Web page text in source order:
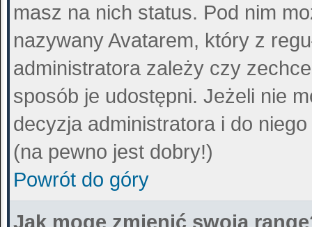
masz na nich status. Pod nim
nazywany Avatarem, który z
administratora zależy czy
sposób je udostępni. Jeżeli nie
decyzja administratora i do
(na pewno jest dobry!)
Powrót do góry
Jak mogę zmienić swoją